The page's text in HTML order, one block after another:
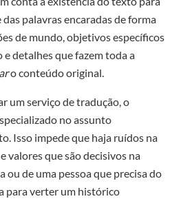
palavras encaradas de forma
de mundo, objetivos específicos
detalhes que fazem toda a
o conteúdo original.
um serviço de tradução, o
no assunto
Isso impede que haja ruídos na
valores que são decisivos na
ou de uma pessoa que precisa do
para verter um histórico